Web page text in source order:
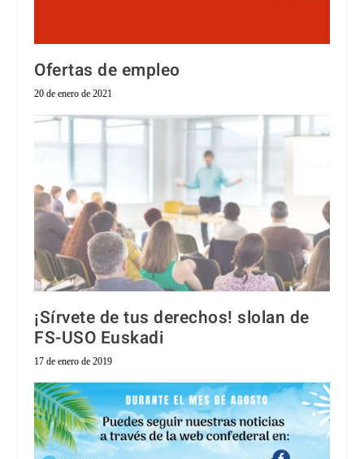
Ofertas de empleo
20 de enero de 2021
¡Sírvete de tus derechos! slolan de
FS-USO Euskadi
17 de enero de 2019